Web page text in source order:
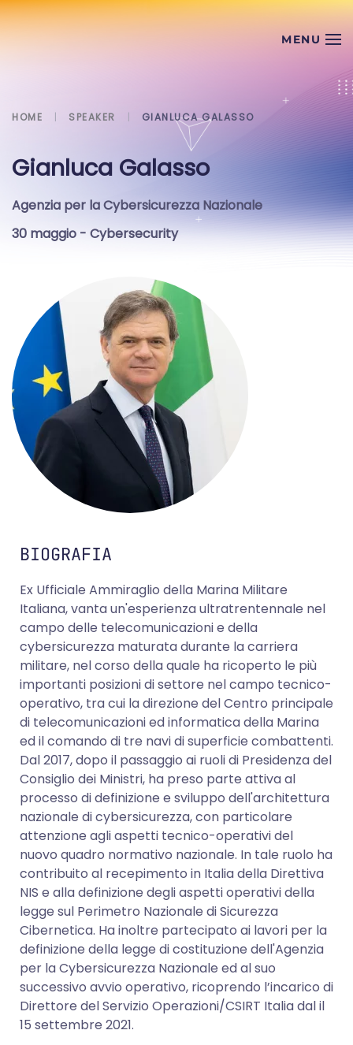
HOME SPEAKER GIANLUCA GALASSO
Gianluca Galasso
Agenzia per la Cybersicurezza Nazionale
30 maggio - Cybersecurity
BIOGRAFIA
Ex Ufficiale Ammiraglio della Marina Militare
Italiana, vanta un'esperienza ultratrentennale nel
campo delle telecomunicazioni e della
cybersicurezza maturata durante la carriera
militare, nel corso della quale ha ricoperto le più
importanti posizioni di settore nel campo tecnico-
operativo, tra cui la direzione del Centro principale
di telecomunicazioni ed informatica della Marina
ed il comando di tre navi di superficie combattenti.
Dal 2017, dopo il passaggio ai ruoli di Presidenza del
Consiglio dei Ministri, ha preso parte attiva al
processo di definizione e sviluppo dell'architettura
nazionale di cybersicurezza, con particolare
attenzione agli aspetti tecnico-operativi del
nuovo quadro normativo nazionale. In tale ruolo ha
contribuito al recepimento in Italia della Direttiva
NIS e alla definizione degli aspetti operativi della
legge sul Perimetro Nazionale di Sicurezza
Cibernetica. Ha inoltre partecipato ai lavori per la
definizione della legge di costituzione dell'Agenzia
per la Cybersicurezza Nazionale ed al suo
successivo avvio operativo, ricoprendo l’incarico di
Direttore del Servizio Operazioni/CSIRT Italia dal il
15 settembre 2021.